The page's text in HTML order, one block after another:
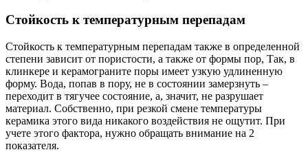
Стойкость к температурным перепадам
Стойкость к температурным перепадам также в определенной
степени зависит от пористости, а также от формы пор, Так, в
клинкере и керамограните поры имеет узкую удлиненную
форму. Вода, попав в пору, не в состоянии замерзнуть –
переходит в тягучее состояние, а, значит, не разрушает
материал. Собственно, при резкой смене температуры
керамика этого вида никакого воздействия не ощутит. При
учете этого фактора, нужно обращать внимание на 2
показателя.